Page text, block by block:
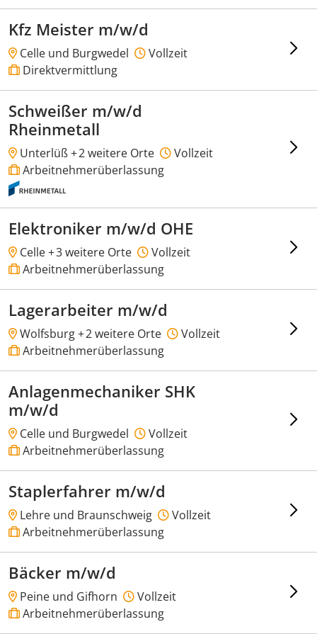
Kfz Meister m/w/d
Celle und Burgwedel
Vollzeit
Direktvermittlung
Schweißer m/w/d
Rheinmetall
Unterlüß +2 weitere Orte
Vollzeit
Arbeitnehmerüberlassung
Elektroniker m/w/d OHE
Celle +3 weitere Orte
Vollzeit
Arbeitnehmerüberlassung
Lagerarbeiter m/w/d
Wolfsburg +2 weitere Orte
Vollzeit
Arbeitnehmerüberlassung
Anlagenmechaniker SHK
m/w/d
Celle und Burgwedel
Vollzeit
Arbeitnehmerüberlassung
Staplerfahrer m/w/d
Lehre und Braunschweig
Vollzeit
Arbeitnehmerüberlassung
Bäcker m/w/d
Peine und Gifhorn
Vollzeit
Arbeitnehmerüberlassung